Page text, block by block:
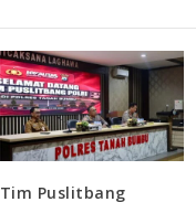
Tim Puslitbang